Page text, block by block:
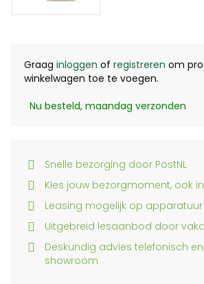
Graag inloggen of registreren om
winkelwagen toe te voegen.
Nu besteld, maandag verzonden
Snelle bezorging door PostNL
Kies jouw bezorgmoment, ook
Leasing mogelijk op
Uitgebreid lesaanbod door
Deskundig advies telefonisch
showroom